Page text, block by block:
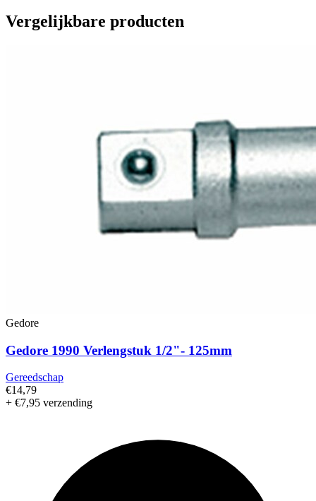
Vergelijkbare producten
Gedore
Gedore 1990 Verlengstuk 1/2"- 125mm
Gereedschap
€14,79
+ €7,95 verzending